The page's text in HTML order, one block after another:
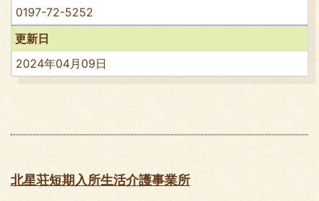
0197-72-5252
更新日
2024年04月09日
北星荘短期入所生活介護事業所